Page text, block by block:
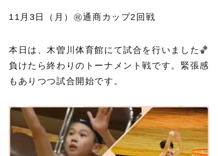
11月3日（月）㊗️通商カップ2回戦
本日は、木曽川体育館にて試合を行いました🏀
負けたら終わりのトーナメント戦です。緊張感
もありつつ試合開始です。